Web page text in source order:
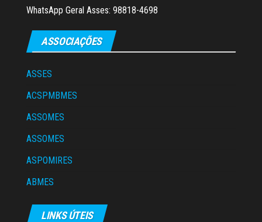
WhatsApp Geral Asses: 98818-4698
ASSOCIAÇÕES
ASSES
ACSPMBMES
ASSOMES
ASSOMES
ASPOMIRES
ABMES
LINKS ÚTEIS